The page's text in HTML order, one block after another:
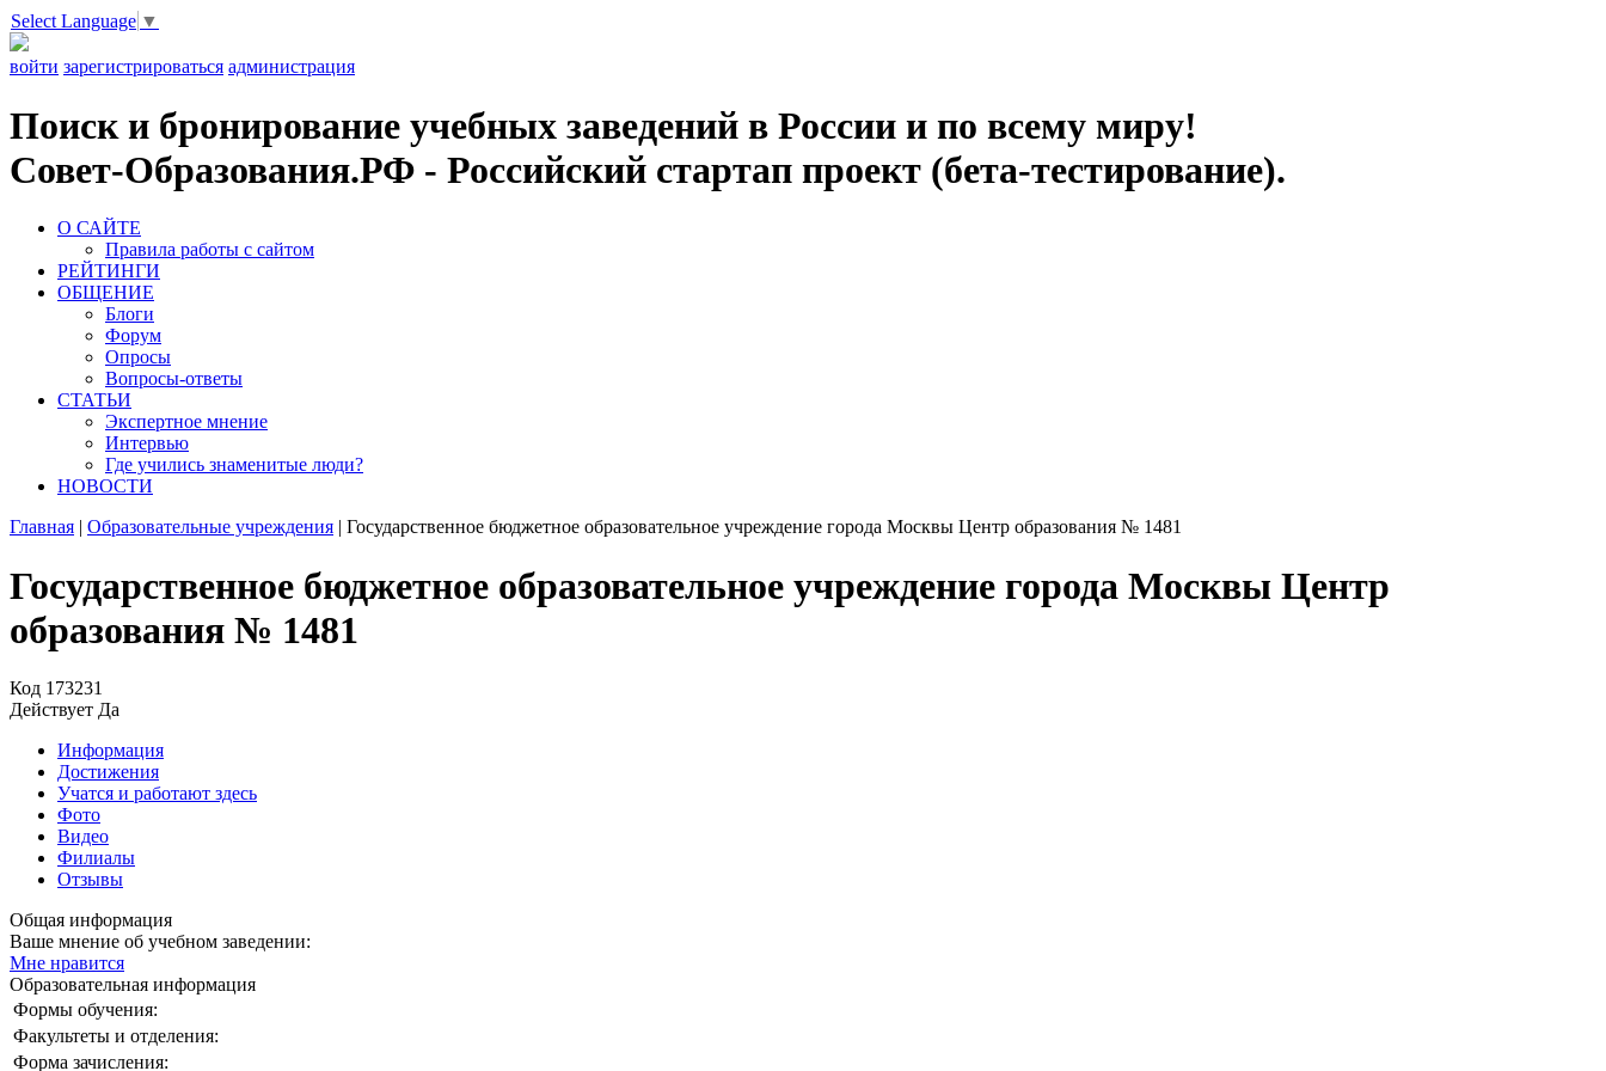
Select Language ▼
войти зарегистрироваться администрация
Поиск и бронирование учебных заведений в России и по всему миру!
Совет-Образования.РФ - Российский стартап проект (бета-тестирование).
О САЙТЕ
Правила работы с сайтом
РЕЙТИНГИ
ОБЩЕНИЕ
Блоги
Форум
Опросы
Вопросы-ответы
СТАТЬИ
Экспертное мнение
Интервью
Где учились знаменитые люди?
НОВОСТИ
Главная | Образовательные учреждения | Государственное бюджетное образовательное учреждение города Москвы Центр образования № 1481
Государственное бюджетное образовательное учреждение города Москвы Центр
образования № 1481
Код 173231
Действует Да
Информация
Достижения
Учатся и работают здесь
Фото
Видео
Филиалы
Отзывы
Общая информация
Ваше мнение об учебном заведении:
Мне нравится
Образовательная информация
Формы обучения:
Факультеты и отделения:
Форма зачисления: